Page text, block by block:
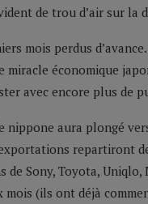
de trou d’air sur
mois perdus
miracle économique
avec encore plus de
nippone aura plongé
repartiront
de Sony, Toyota,
(ils ont déjà